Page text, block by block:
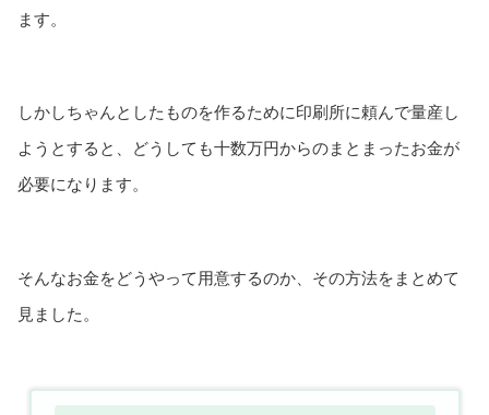
ます。
しかしちゃんとしたものを作るために印刷所に頼んで量産し
ようとすると、どうしても十数万円からのまとまったお金が
必要になります。
そんなお金をどうやって用意するのか、その方法をまとめて
見ました。